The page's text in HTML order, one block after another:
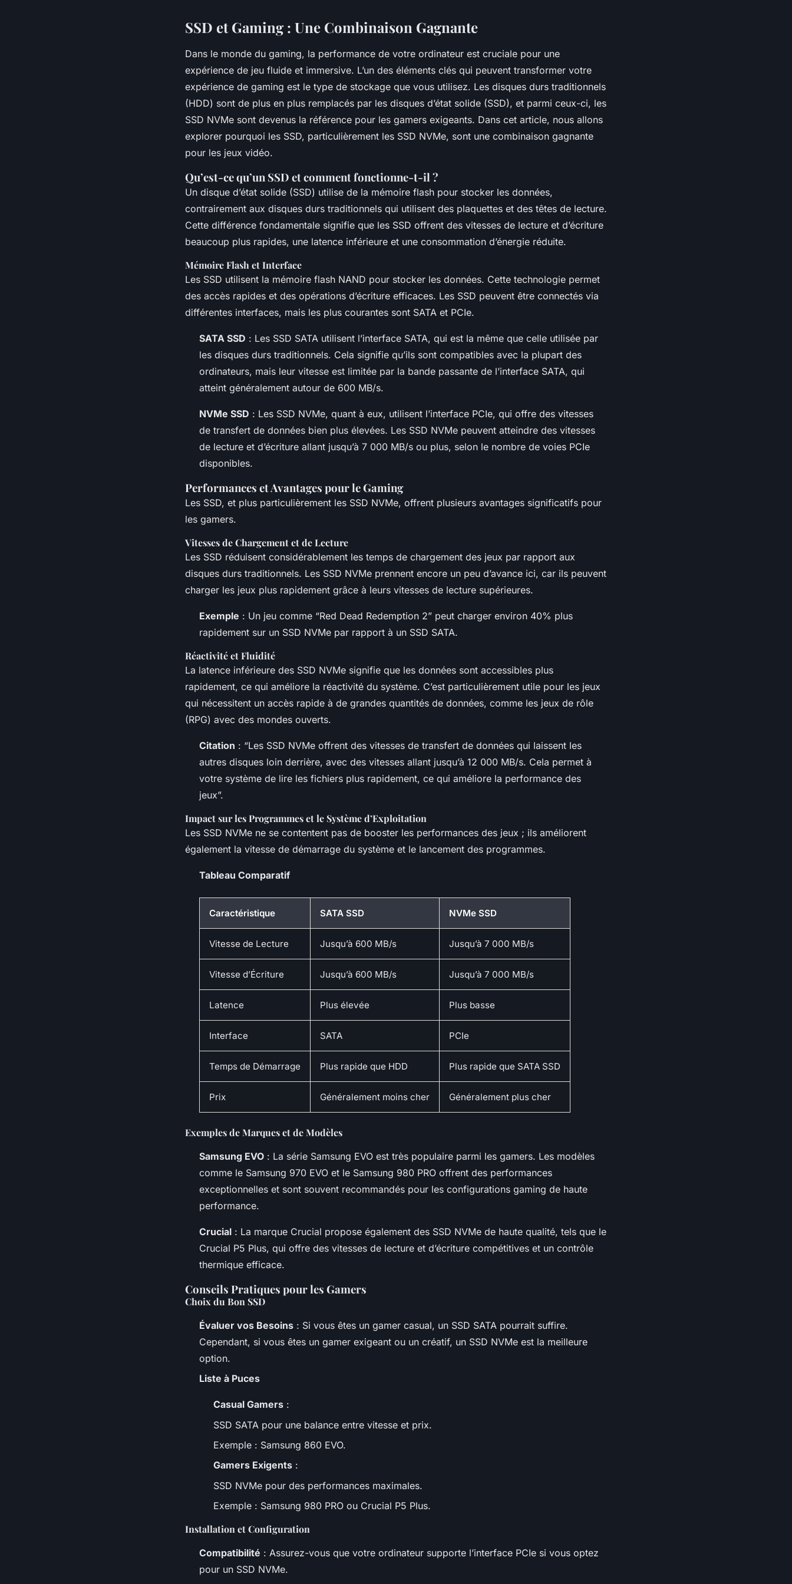
SSD et Gaming : Une Combinaison Gagnante
Dans le monde du gaming, la performance de votre ordinateur est cruciale pour une
expérience de jeu fluide et immersive. L’un des éléments clés qui peuvent transformer votre
expérience de gaming est le type de stockage que vous utilisez. Les disques durs traditionnels
(HDD) sont de plus en plus remplacés par les disques d’état solide (SSD), et parmi ceux-ci, les
SSD NVMe sont devenus la référence pour les gamers exigeants. Dans cet article, nous allons
explorer pourquoi les SSD, particulièrement les SSD NVMe, sont une combinaison gagnante
pour les jeux vidéo.
Qu’est-ce qu’un SSD et comment fonctionne-t-il ?
Un disque d’état solide (SSD) utilise de la mémoire flash pour stocker les données,
contrairement aux disques durs traditionnels qui utilisent des plaquettes et des têtes de lecture.
Cette différence fondamentale signifie que les SSD offrent des vitesses de lecture et d’écriture
beaucoup plus rapides, une latence inférieure et une consommation d’énergie réduite.
Mémoire Flash et Interface
Les SSD utilisent la mémoire flash NAND pour stocker les données. Cette technologie permet
des accès rapides et des opérations d’écriture efficaces. Les SSD peuvent être connectés via
différentes interfaces, mais les plus courantes sont SATA et PCIe.
SATA SSD : Les SSD SATA utilisent l’interface SATA, qui est la même que celle utilisée par
les disques durs traditionnels. Cela signifie qu’ils sont compatibles avec la plupart des
ordinateurs, mais leur vitesse est limitée par la bande passante de l’interface SATA, qui
atteint généralement autour de 600 MB/s.
NVMe SSD : Les SSD NVMe, quant à eux, utilisent l’interface PCIe, qui offre des vitesses
de transfert de données bien plus élevées. Les SSD NVMe peuvent atteindre des vitesses
de lecture et d’écriture allant jusqu’à 7 000 MB/s ou plus, selon le nombre de voies PCIe
disponibles.
Performances et Avantages pour le Gaming
Les SSD, et plus particulièrement les SSD NVMe, offrent plusieurs avantages significatifs pour
les gamers.
Vitesses de Chargement et de Lecture
Les SSD réduisent considérablement les temps de chargement des jeux par rapport aux
disques durs traditionnels. Les SSD NVMe prennent encore un peu d’avance ici, car ils peuvent
charger les jeux plus rapidement grâce à leurs vitesses de lecture supérieures.
Exemple : Un jeu comme “Red Dead Redemption 2” peut charger environ 40% plus
rapidement sur un SSD NVMe par rapport à un SSD SATA.
Réactivité et Fluidité
La latence inférieure des SSD NVMe signifie que les données sont accessibles plus
rapidement, ce qui améliore la réactivité du système. C’est particulièrement utile pour les jeux
qui nécessitent un accès rapide à de grandes quantités de données, comme les jeux de rôle
(RPG) avec des mondes ouverts.
Citation : “Les SSD NVMe offrent des vitesses de transfert de données qui laissent les
autres disques loin derrière, avec des vitesses allant jusqu’à 12 000 MB/s. Cela permet à
votre système de lire les fichiers plus rapidement, ce qui améliore la performance des
jeux”.
Impact sur les Programmes et le Système d’Exploitation
Les SSD NVMe ne se contentent pas de booster les performances des jeux ; ils améliorent
également la vitesse de démarrage du système et le lancement des programmes.
Tableau Comparatif
Caractéristique SATA SSD NVMe SSD
Vitesse de Lecture Jusqu’à 600 MB/s Jusqu’à 7 000 MB/s
Vitesse d’Écriture Jusqu’à 600 MB/s Jusqu’à 7 000 MB/s
Latence Plus élevée Plus basse
Interface SATA PCIe
Temps de Démarrage Plus rapide que HDD Plus rapide que SATA SSD
Prix Généralement moins cher Généralement plus cher
Exemples de Marques et de Modèles
Samsung EVO : La série Samsung EVO est très populaire parmi les gamers. Les modèles
comme le Samsung 970 EVO et le Samsung 980 PRO offrent des performances
exceptionnelles et sont souvent recommandés pour les configurations gaming de haute
performance.
Crucial : La marque Crucial propose également des SSD NVMe de haute qualité, tels que le
Crucial P5 Plus, qui offre des vitesses de lecture et d’écriture compétitives et un contrôle
thermique efficace.
Conseils Pratiques pour les Gamers
Choix du Bon SSD
Évaluer vos Besoins : Si vous êtes un gamer casual, un SSD SATA pourrait suffire.
Cependant, si vous êtes un gamer exigeant ou un créatif, un SSD NVMe est la meilleure
option.
Liste à Puces
Casual Gamers :
SSD SATA pour une balance entre vitesse et prix.
Exemple : Samsung 860 EVO.
Gamers Exigents :
SSD NVMe pour des performances maximales.
Exemple : Samsung 980 PRO ou Crucial P5 Plus.
Installation et Configuration
Compatibilité : Assurez-vous que votre ordinateur supporte l’interface PCIe si vous optez
pour un SSD NVMe.